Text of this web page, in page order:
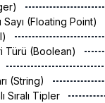
Sayı (Floating Point)
Türü (Boolean)
(String)
Sıralı Tipler